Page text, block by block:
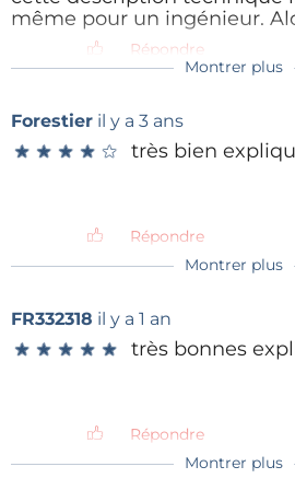
même pour un ingénieur.
Répondre
Montrer plus
Forestier il y a 3 ans
★ ★ ★ ★ ★
★ ★ ★ ★ ★ très bien
Répondre
Montrer plus
FR332318 il y a 1 an
★ ★ ★ ★ ★
★ ★ ★ ★ ★ très bonnes
Répondre
Montrer plus